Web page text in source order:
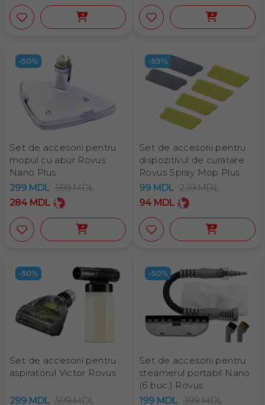
-50%
Set de accesorii pentru
mopul cu abur Rovus
Nano Plus
299 MDL 599MDL
284 MDL
-59%
Set de accesorii pentru
dispozitivul de curatare
Rovus Spray Mop Plus
99 MDL 239MDL
94 MDL
-50%
Set de accesorii pentru
aspiratorul Victor Rovus
299 MDL 599MDL
-50%
Set de accesorii pentru
steamerul portabil Nano
(6 buc.) Rovus
199 MDL 399MDL